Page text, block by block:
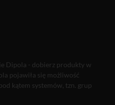
Dipola - dobierz produkty w
pojawiła się możliwość
kątem systemów, tzn. grup